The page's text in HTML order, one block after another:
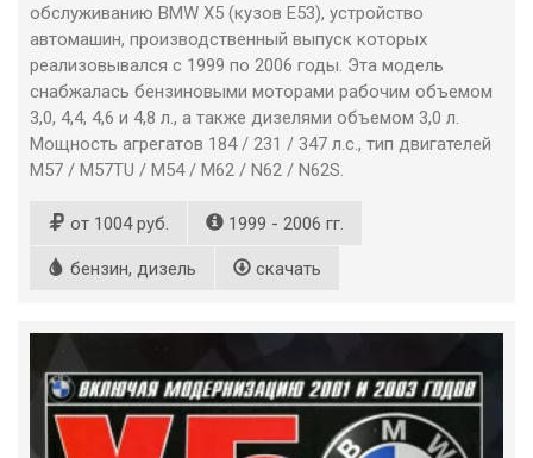
обслуживанию BMW X5 (кузов E53), устройство
автомашин, производственный выпуск которых
реализовывался с 1999 по 2006 годы. Эта модель
снабжалась бензиновыми моторами рабочим объемом
3,0, 4,4, 4,6 и 4,8 л., а также дизелями объемом 3,0 л.
Мощность агрегатов 184 / 231 / 347 л.с., тип двигателей
M57 / M57TU / M54 / M62 / N62 / N62S.
от 1004 руб. 1999 - 2006 гг.
бензин, дизель скачать